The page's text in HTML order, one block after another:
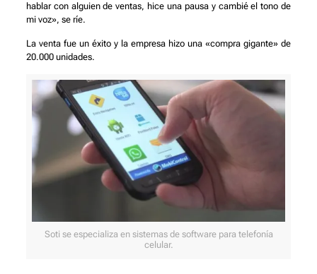
hablar con alguien de ventas, hice una pausa y cambié el tono de
mi voz», se ríe.
La venta fue un éxito y la empresa hizo una «compra gigante» de
20.000 unidades.
Soti se especializa en sistemas de software para telefonía
celular.